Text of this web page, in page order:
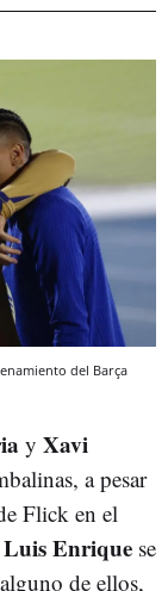
del Barça
y Xavi
a pesar
Flick en el
Luis Enrique se
de ellos,